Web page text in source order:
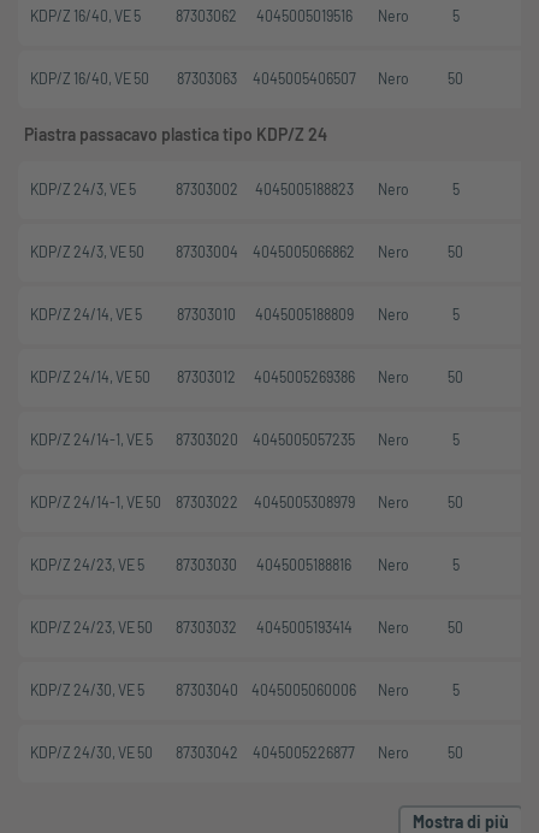
KDP/Z 16/40, VE 5 87303062 4045005019516 Nero 5
KDP/Z 16/40, VE 50 87303063 4045005406507 Nero 50
Piastra passacavo plastica tipo KDP/Z 24
KDP/Z 24/3, VE 5 87303002 4045005188823 Nero 5
KDP/Z 24/3, VE 50 87303004 4045005066862 Nero 50
KDP/Z 24/14, VE 5 87303010 4045005188809 Nero 5
KDP/Z 24/14, VE 50 87303012 4045005269386 Nero 50
KDP/Z 24/14-1, VE 5 87303020 4045005057235 Nero 5
KDP/Z 24/14-1, VE 50 87303022 4045005308979 Nero 50
KDP/Z 24/23, VE 5 87303030 4045005188816 Nero 5
KDP/Z 24/23, VE 50 87303032 4045005193414 Nero 50
KDP/Z 24/30, VE 5 87303040 4045005060006 Nero 5
KDP/Z 24/30, VE 50 87303042 4045005226877 Nero 50
Mostra di più